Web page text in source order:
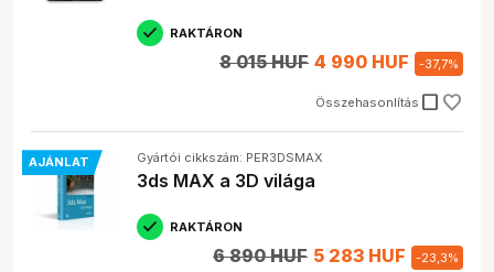
RAKTÁRON
Összehasonlítás check_box_outline_blank
8 015 HUF 4 990 HUF -37,7%
AJÁNLAT Gyártói cikkszám: PER3DSMAX
3ds MAX a 3D világa
RAKTÁRON
6 890 HUF 5 283 HUF -23,3%